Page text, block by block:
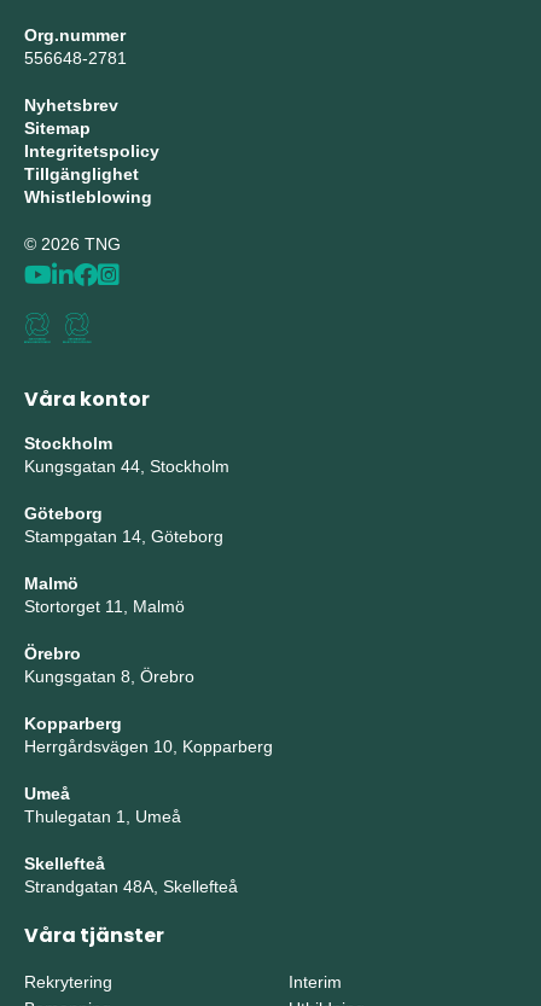
Org.nummer
556648-2781
Nyhetsbrev
Sitemap
Integritetspolicy
Tillgänglighet
Whistleblowing
© 2026 TNG
Våra kontor
Stockholm
Kungsgatan 44, Stockholm
Göteborg
Stampgatan 14, Göteborg
Malmö
Stortorget 11, Malmö
Örebro
Kungsgatan 8, Örebro
Kopparberg
Herrgårdsvägen 10, Kopparberg
Umeå
Thulegatan 1, Umeå
Skellefteå
Strandgatan 48A, Skellefteå
Våra tjänster
Rekrytering
Interim